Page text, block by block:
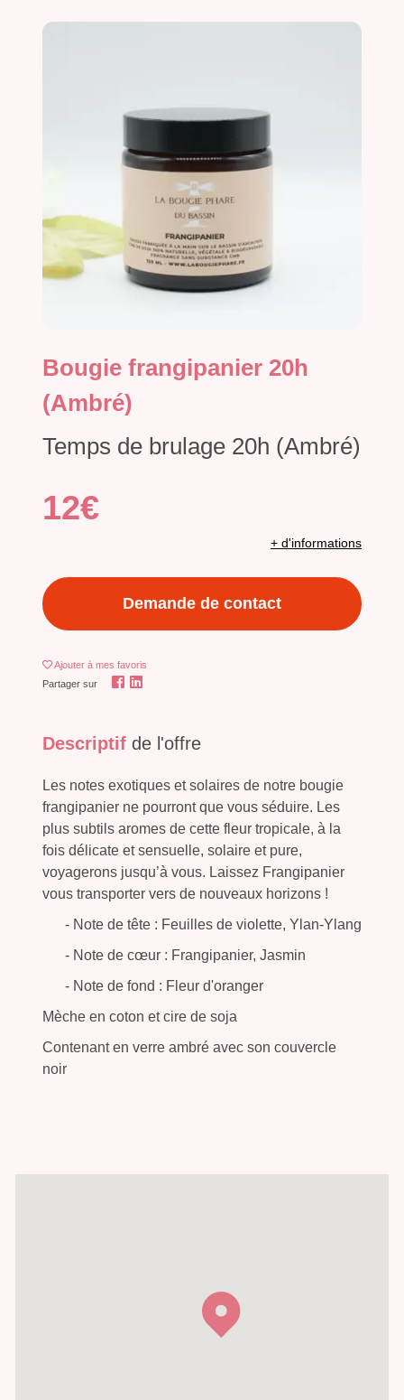
Bougie frangipanier 20h
(Ambré)
Temps de brulage 20h (Ambré)
12€
+ d'informations
Demande de contact
Ajouter à mes favoris
Partager sur
Descriptif de l'offre
Les notes exotiques et solaires de notre bougie
frangipanier ne pourront que vous séduire. Les
plus subtils aromes de cette fleur tropicale, à la
fois délicate et sensuelle, solaire et pure,
voyagerons jusqu’à vous. Laissez Frangipanier
vous transporter vers de nouveaux horizons !
- Note de tête : Feuilles de violette, Ylan-Ylang
- Note de cœur : Frangipanier, Jasmin
- Note de fond : Fleur d'oranger
Mèche en coton et cire de soja
Contenant en verre ambré avec son couvercle
noir